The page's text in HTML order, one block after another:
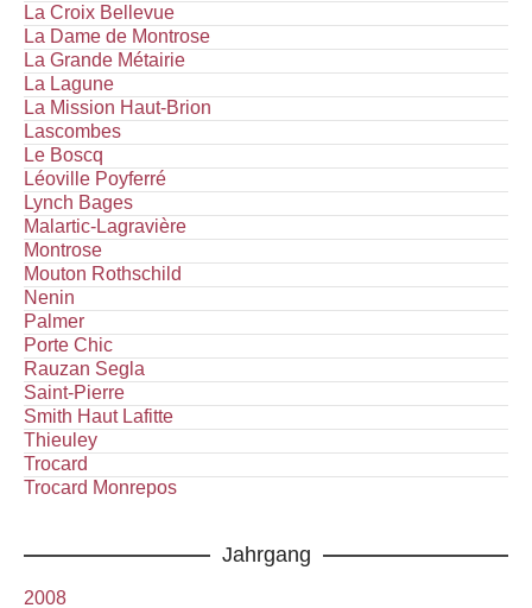
La Croix Bellevue
La Dame de Montrose
La Grande Métairie
La Lagune
La Mission Haut-Brion
Lascombes
Le Boscq
Léoville Poyferré
Lynch Bages
Malartic-Lagravière
Montrose
Mouton Rothschild
Nenin
Palmer
Porte Chic
Rauzan Segla
Saint-Pierre
Smith Haut Lafitte
Thieuley
Trocard
Trocard Monrepos
Jahrgang
2008